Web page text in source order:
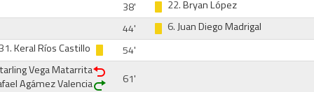
38'
22.Bryan López
44'
6.Juan Diego Madrigal
31.Keral Ríos Castillo
54'
Vega Matarrita
Agámez Valencia
61'